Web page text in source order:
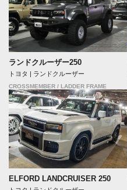
ランドクルーザー250
トヨタ | ランドクルーザー
CROSSMEMBER / LADDER FRAME
ELFORD LANDCRUISER 250